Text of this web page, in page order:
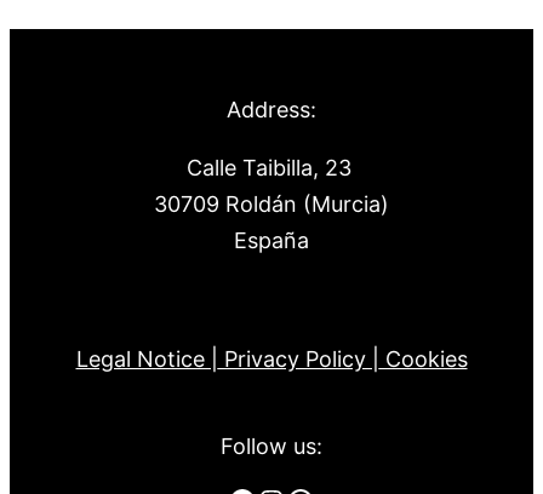
Address:
Calle Taibilla, 23
30709 Roldán (Murcia)
España
Legal Notice | Privacy Policy | Cookies
Follow us: